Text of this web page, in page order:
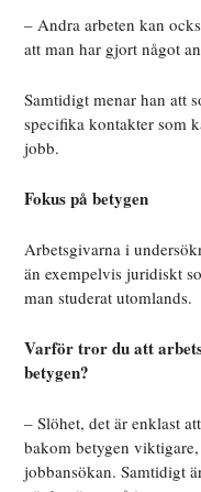
– Andra arbeten kan
att man har gjort något
Samtidigt menar han att
specifika kontakter som
jobb.
Fokus på betygen
Arbetsgivarna i
än exempelvis juridiskt
man studerat utomlands.
Varför tror du att
betygen?
– Slöhet, det är enklast
bakom betygen
jobbansökan. Samtidigt